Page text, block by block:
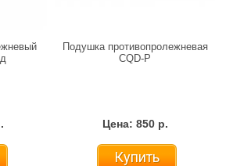
Подушка противопролежневая
CQD-P
Цена: 850 р.
Купить